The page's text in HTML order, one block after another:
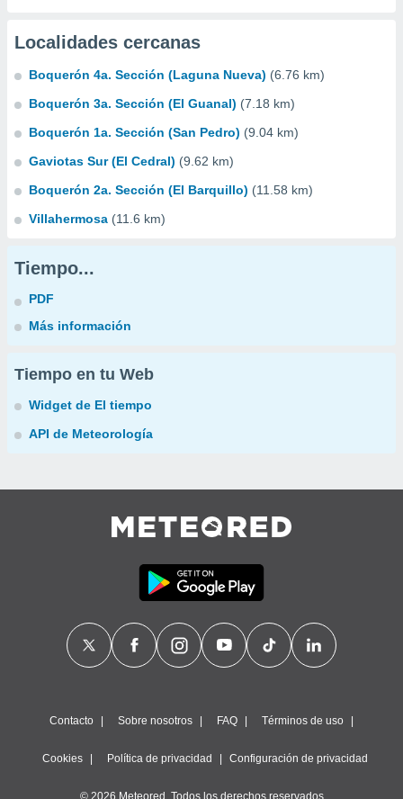
Localidades cercanas
Boquerón 4a. Sección (Laguna Nueva) (6.76 km)
Boquerón 3a. Sección (El Guanal) (7.18 km)
Boquerón 1a. Sección (San Pedro) (9.04 km)
Gaviotas Sur (El Cedral) (9.62 km)
Boquerón 2a. Sección (El Barquillo) (11.58 km)
Villahermosa (11.6 km)
Tiempo...
PDF
Más información
Tiempo en tu Web
Widget de El tiempo
API de Meteorología
Contacto Sobre nosotros FAQ Términos de uso
Cookies Política de privacidad Configuración de privacidad
© 2026 Meteored. Todos los derechos reservados